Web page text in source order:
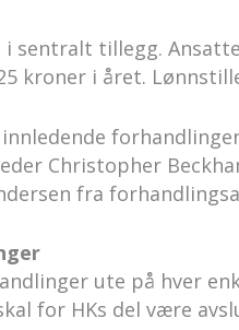
sentralt tillegg.
kroner i året.
Christopher
fra
ute på hver
for HKs del være